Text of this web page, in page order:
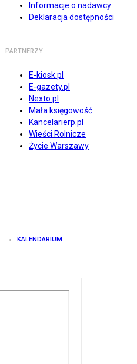
Informacje o nadawcy
Deklaracja dostępności
PARTNERZY
E-kiosk.pl
E-gazety.pl
Nexto.pl
Mała księgowość
Kancelarierp.pl
Wieści Rolnicze
Życie Warszawy
KALENDARIUM